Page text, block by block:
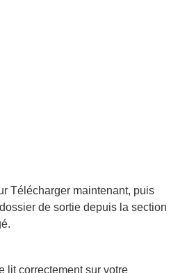
Télécharger maintenant, puis
de sortie depuis la section
lit correctement sur votre